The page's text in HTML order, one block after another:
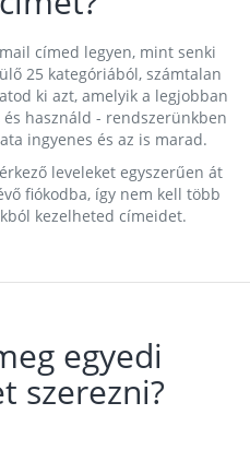
címed legyen, mint senki
25 kategóriából, számtalan
ki azt, amelyik a legjobban
használd - rendszerünkben
ingyenes és az is marad.
leveleket egyszerűen át
fiókodba, így nem kell több
kezelheted címeidet.
egyedi
szerezni?